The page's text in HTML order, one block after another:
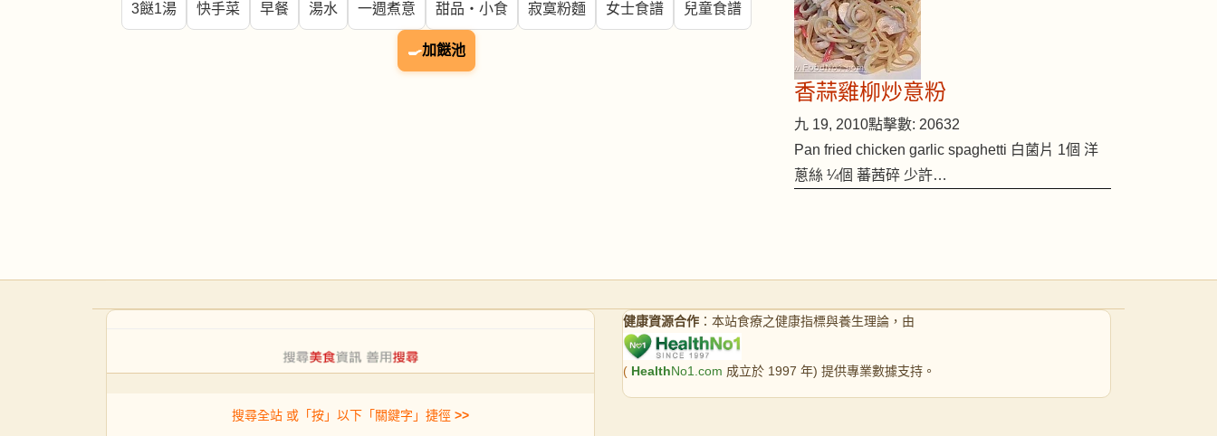
3餸1湯 快手菜 早餐 湯水 一週煮意 甜品・小食 寂寞粉麵 女士食譜 兒童食譜
🍳加餸池
香蒜雞柳炒意粉
九 19, 2010點擊數: 20632
Pan fried chicken garlic spaghetti 白菌片 1個 洋
蔥絲 ¼個 蕃茜碎 少許…
搜尋全站 或「按」以下「關鍵字」捷徑 >>
健康資源合作 ：本站食療之健康指標與養生理論，由
( HealthNo1.com 成立於 1997 年) 提供專業數據支持。